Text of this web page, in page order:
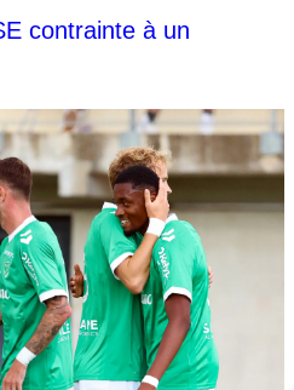
contrainte à un